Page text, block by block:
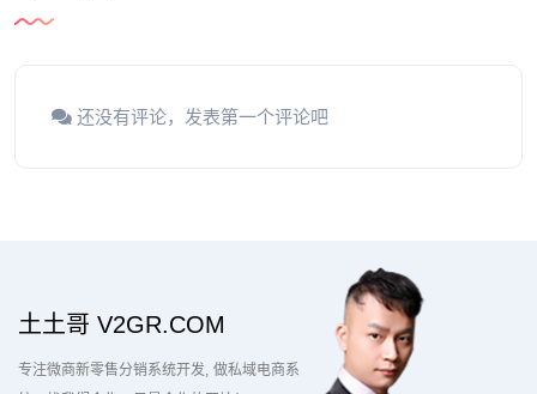
还没有评论，发表第一个评论吧
土土哥 V2GR.COM
专注微商新零售分销系统开发 做私域电商系